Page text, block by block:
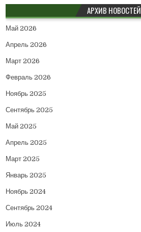
АРХИВ НОВОСТЕЙ
Май 2026
Апрель 2026
Март 2026
Февраль 2026
Ноябрь 2025
Сентябрь 2025
Май 2025
Апрель 2025
Март 2025
Январь 2025
Ноябрь 2024
Сентябрь 2024
Июль 2024